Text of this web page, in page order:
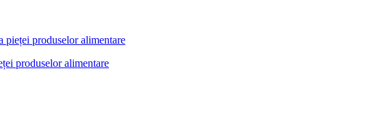
pieței produselor alimentare